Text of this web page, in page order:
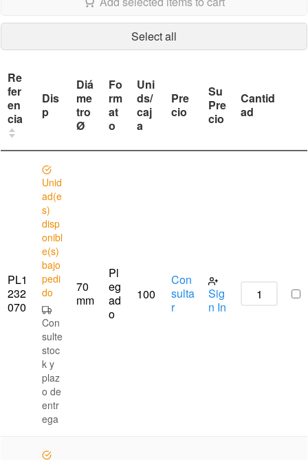
Select all
Re
fer
en
cia
Dis
p
Diá
me
tro
Ø
Fo
rm
at
o
Uni
ds/
caj
a
Pre
cio
Su
Pre
cio
Cantid
ad
PL1
232
070
Unid
ad(e
s)
disp
onibl
e(s)
bajo
pedi
do
Con
sulte
stoc
k y
plaz
o de
entr
ega
70
mm
Pl
eg
ad
o
100
Con
sulta
r
Sig
n In